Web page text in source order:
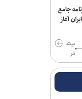
روزنامه‌های ورزشی چهارشنبه ۱۴ مرداد
از
جامع
آغاز
بیش
تر